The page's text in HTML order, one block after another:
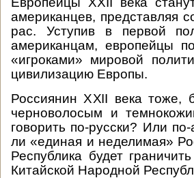
американцев, представляя
рас. Уступив в первой
американцам, европейцы
«игроками» мировой
цивилизацию Европы.
Россиянин XXII века тоже,
черноволосым и
говорить по-русски? Или
ли «единая и неделимая»
Республика будет
Китайской Народной